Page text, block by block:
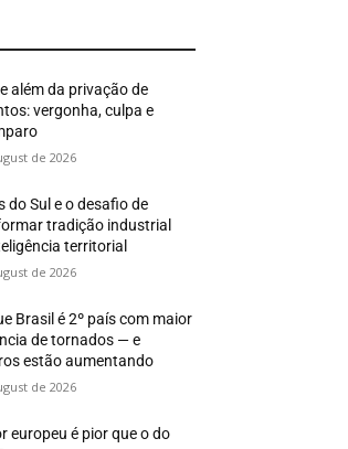
além da privação de
vergonha, culpa e
de 2026
do Sul e o desafio de
tradição industrial
territorial
de 2026
Brasil é 2º país com maior
de tornados — e
estão aumentando
de 2026
europeu é pior que o do